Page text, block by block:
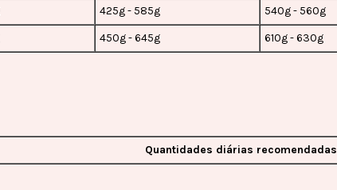
425g - 585g 540g - 560g
450g - 645g 610g - 630g
Quantidades diárias recomendadas